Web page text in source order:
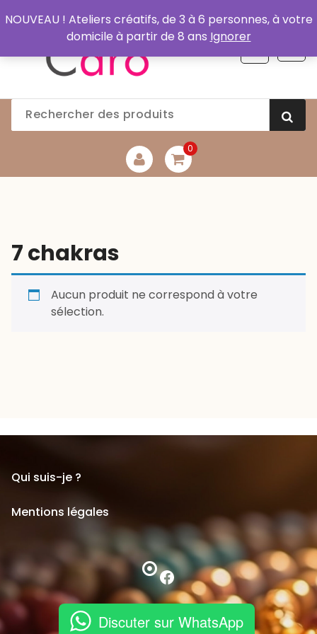
au
0
7 chakras
Aucun produit ne correspond à votre
sélection.
Qui suis-je ?
Mentions légales
Facebook
Discuter sur WhatsApp
NOUVEAU ! Ateliers créatifs, de 3 à 6 personnes, à votre
domicile à partir de 8 ans Ignorer